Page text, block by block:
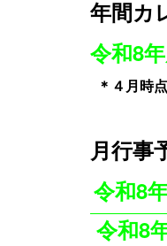
年間カ
令和8
＊４月時
月行事
令和8
令和8